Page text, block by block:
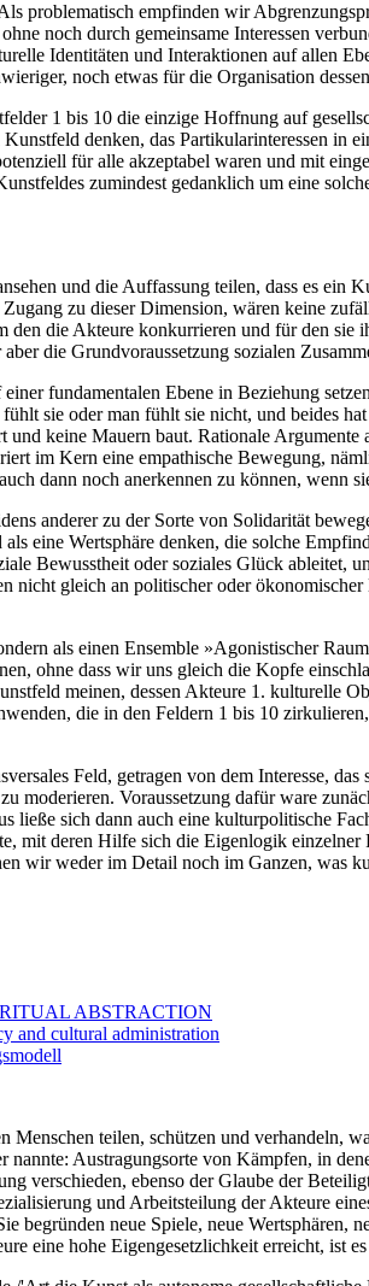
problematisch empfinden wir
noch durch gemeinsame Interessen
Identitäten und Interaktionen auf allen
noch etwas für die Organisation
1 bis 10 die einzige Hoffnung auf
denken, das Partikularinteressen in
für alle akzeptabel waren und mit
zumindest gedanklich um eine
und die Auffassung teilen, dass es ein
zu dieser Dimension, wären keine
die Akteure konkurrieren und für den
die Grundvoraussetzung sozialen
fundamentalen Ebene in Beziehung
sie oder man fühlt sie nicht, und beides
keine Mauern baut. Rationale
im Kern eine empathische Bewegung,
dann noch anerkennen zu können, wenn
anderer zu der Sorte von Solidarität
eine Wertsphäre denken, die solche
Bewusstheit oder soziales Glück ableitet,
gleich an politischer oder
als einen Ensemble »Agonistischer
ohne dass wir uns gleich die Kopfe
meinen, dessen Akteure 1. kulturelle
die in den Feldern 1 bis 10
Feld, getragen von dem Interesse,
moderieren. Voraussetzung dafür ware
ließe sich dann auch eine kulturpolitische
mit deren Hilfe sich die Eigenlogik
wir weder im Detail noch im Ganzen, was
ABSTRACTION
and cultural administration
teilen, schützen und verhandeln,
Austragungsorte von Kämpfen, in
verschieden, ebenso der Glaube der
und Arbeitsteilung der Akteure
begründen neue Spiele, neue
eine hohe Eigengesetzlichkeit erreicht, ist